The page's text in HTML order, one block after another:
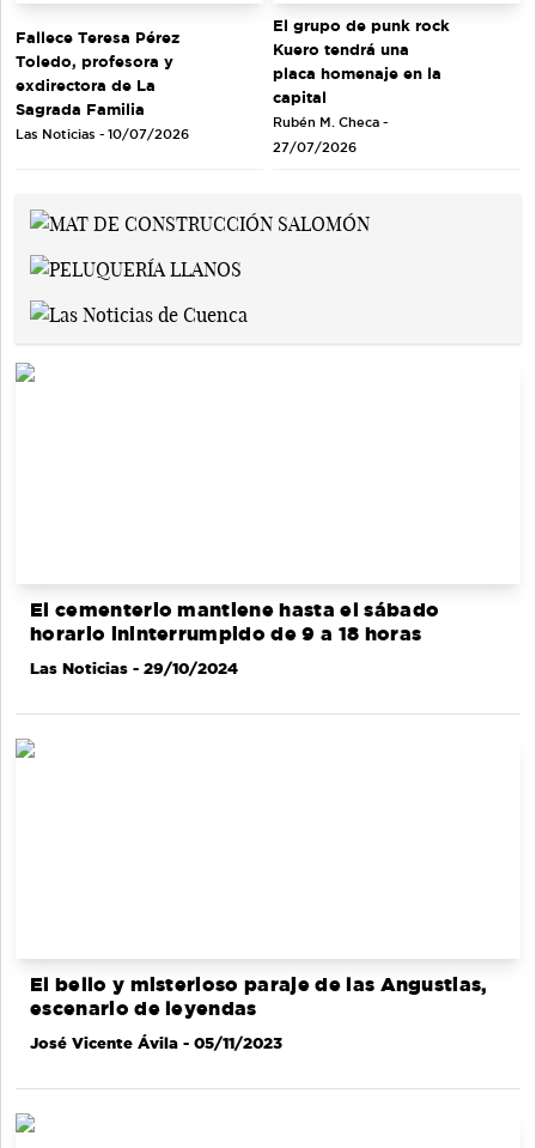
Fallece Teresa Pérez
Toledo, profesora y
exdirectora de La
Sagrada Familia
Las Noticias - 10/07/2026
El grupo de punk rock
Kuero tendrá una
placa homenaje en la
capital
Rubén M. Checa -
27/07/2026
El cementerio mantiene hasta el sábado
horario ininterrumpido de 9 a 18 horas
Las Noticias - 29/10/2024
El bello y misterioso paraje de las Angustias,
escenario de leyendas
José Vicente Ávila - 05/11/2023